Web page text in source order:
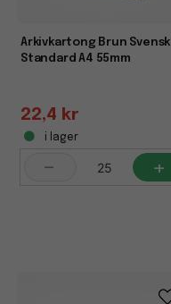
Arkivkartong Brun Svensk
Standard A4 55mm
22,4 kr
i lager
- +